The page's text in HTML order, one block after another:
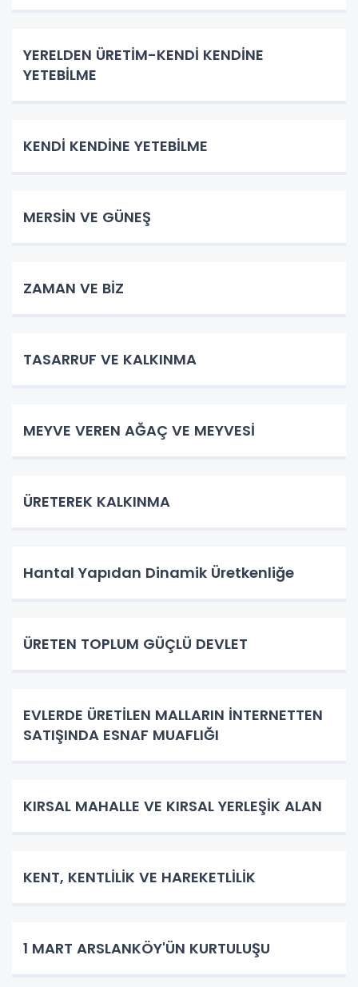
YERELDEN ÜRETİM-KENDİ KENDİNE
YETEBİLME
KENDİ KENDİNE YETEBİLME
MERSİN VE GÜNEŞ
ZAMAN VE BİZ
TASARRUF VE KALKINMA
MEYVE VEREN AĞAÇ VE MEYVESİ
ÜRETEREK KALKINMA
Hantal Yapıdan Dinamik Üretkenliğe
ÜRETEN TOPLUM GÜÇLÜ DEVLET
EVLERDE ÜRETİLEN MALLARIN İNTERNETTEN
SATIŞINDA ESNAF MUAFLIĞI
KIRSAL MAHALLE VE KIRSAL YERLEŞİK ALAN
KENT, KENTLİLİK VE HAREKETLİLİK
1 MART ARSLANKÖY'ÜN KURTULUŞU